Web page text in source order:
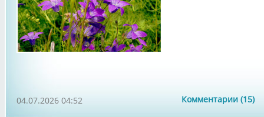
Комментарии (15)
04.07.2026 04:52